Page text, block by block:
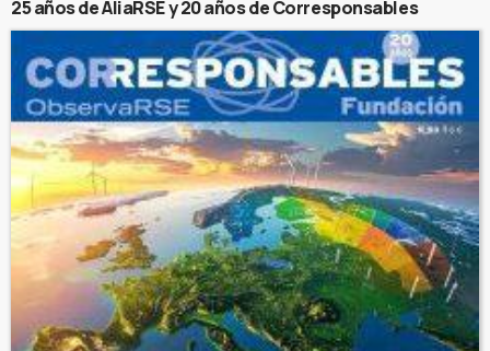
25 años de AliaRSE y 20 años de Corresponsables